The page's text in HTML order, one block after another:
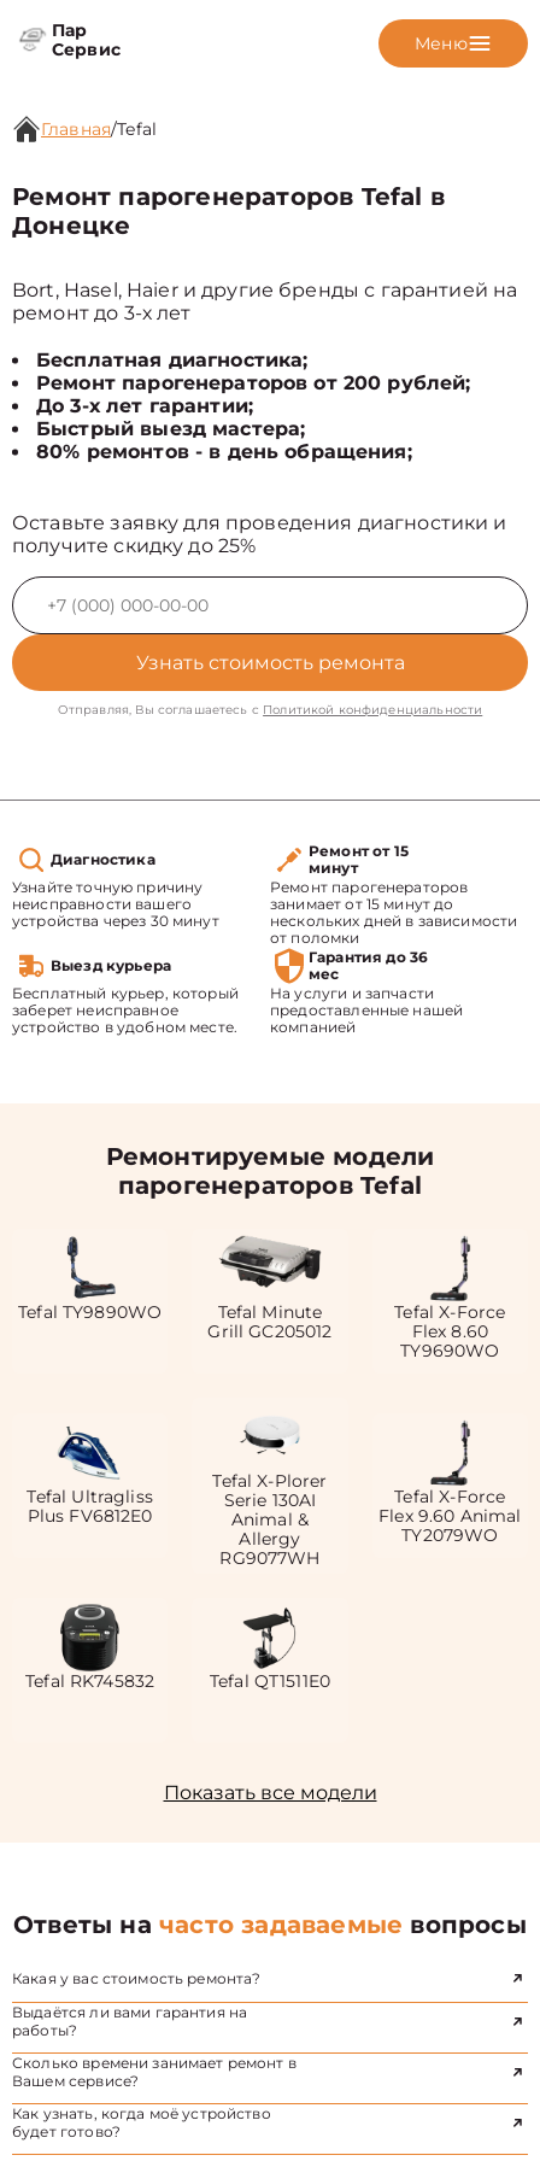
Пар
Сервис
Меню
Главная/Tefal
Ремонт парогенераторов Tefal в
Донецке
Bort, Hasel, Haier и другие бренды с гарантией на
ремонт до 3-х лет
Бесплатная диагностика;
Ремонт парогенераторов от 200 рублей;
До 3-х лет гарантии;
Быстрый выезд мастера;
80% ремонтов - в день обращения;
Оставьте заявку для проведения диагностики и
получите скидку до 25%
Узнать стоимость ремонта
Отправляя, Вы соглашаетесь с Политикой конфиденциальности
Диагностика
Узнайте точную причину
неисправности вашего
устройства через 30 минут
Ремонт от 15
минут
Ремонт парогенераторов
занимает от 15 минут до
нескольких дней в зависимости
от поломки
Выезд курьера
Бесплатный курьер, который
заберет неисправное
устройство в удобном месте.
Гарантия до 36
мес
На услуги и запчасти
предоставленные нашей
компанией
Ремонтируемые модели
парогенераторов Tefal
Tefal TY9890WO
Tefal Minute
Grill GC205012
Tefal X-Force
Flex 8.60
TY9690WO
Tefal Ultragliss
Plus FV6812E0
Tefal X-Plorer
Serie 130AI
Animal &
Allergy
RG9077WH
Tefal X-Force
Flex 9.60 Animal
TY2079WO
Tefal RK745832 Tefal QT1511E0
Показать все модели
Ответы начасто задаваемые вопросы
Какая у вас стоимость ремонта?
Выдаётся ли вами гарантия на
работы?
Сколько времени занимает ремонт в
Вашем сервисе?
Как узнать, когда моё устройство
будет готово?